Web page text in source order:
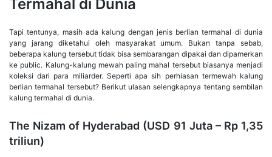
Termahal di Dunia
Tapi tentunya, masih ada kalung dengan jenis berlian termahal di dunia
yang jarang diketahui oleh masyarakat umum. Bukan tanpa sebab,
beberapa kalung tersebut tidak bisa sembarangan dipakai dan dipamerkan
ke public. Kalung-kalung mewah paling mahal tersebut biasanya menjadi
koleksi dari para miliarder. Seperti apa sih perhiasan termewah kalung
berlian termahal tersebut? Berikut ulasan selengkapnya tentang sembilan
kalung termahal di dunia.
The Nizam of Hyderabad (USD 91 Juta – Rp 1,35
triliun)